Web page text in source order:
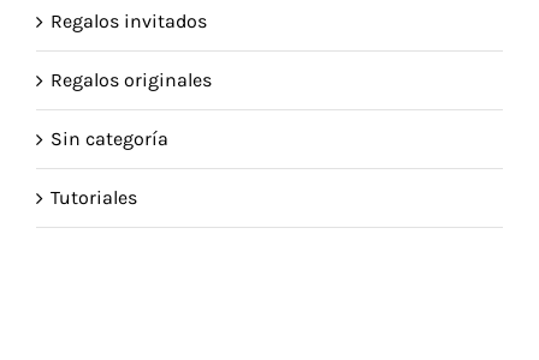
Regalos invitados
Regalos originales
Sin categoría
Tutoriales